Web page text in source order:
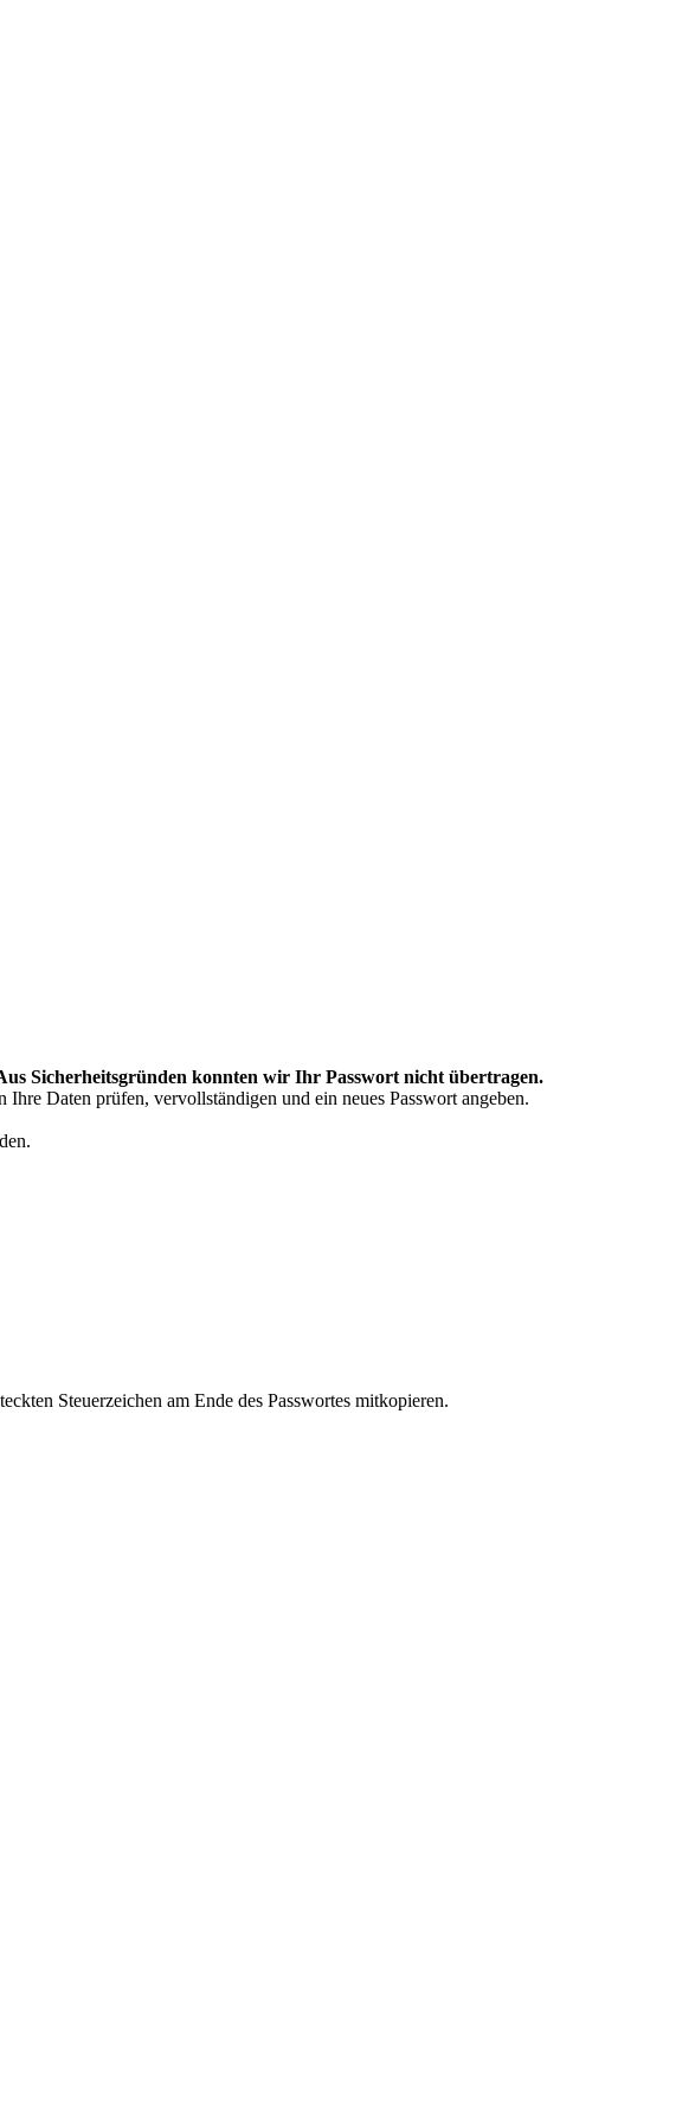
Sicherheitsgründen konnten wir Ihr Passwort nicht übertragen.
Ihre Daten prüfen, vervollständigen und ein neues Passwort angeben.
Steuerzeichen am Ende des Passwortes mitkopieren.